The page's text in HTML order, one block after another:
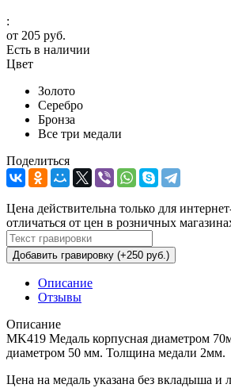
:
от 205 руб.
Есть в наличии
Цвет
Золото
Серебро
Бронза
Все три медали
Поделиться
Цена действительна только для
отличаться от цен в розничных
Добавить гравировку (+250 руб.)
Описание
Отзывы
Описание
MK419 Медаль корпусная диаметром
диаметром 50 мм. Толщина медали 2мм.
Цена на медаль указана без вкладыша и